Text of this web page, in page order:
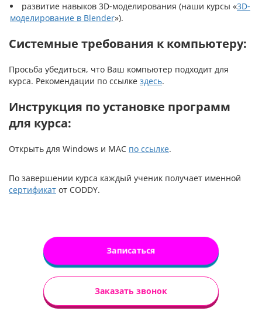
развитие навыков 3D-моделирования (наши курсы «3D-
моделирование в Blender»).
Системные требования к компьютеру:
Просьба убедиться, что Ваш компьютер подходит для
курса. Рекомендации по ссылке здесь.
Инструкция по установке программ
для курса:
Открыть для Windows и MAC по ссылке.
По завершении курса каждый ученик получает именной
сертификат от CODDY.
Записаться
Заказать звонок